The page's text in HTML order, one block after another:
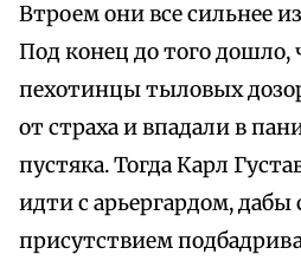
Втроем они все сильнее
Под конец до того дошло,
пехотинцы тыловых
от страха и впадали в
пустяка. Тогда Карл
идти с арьергардом, дабы
присутствием